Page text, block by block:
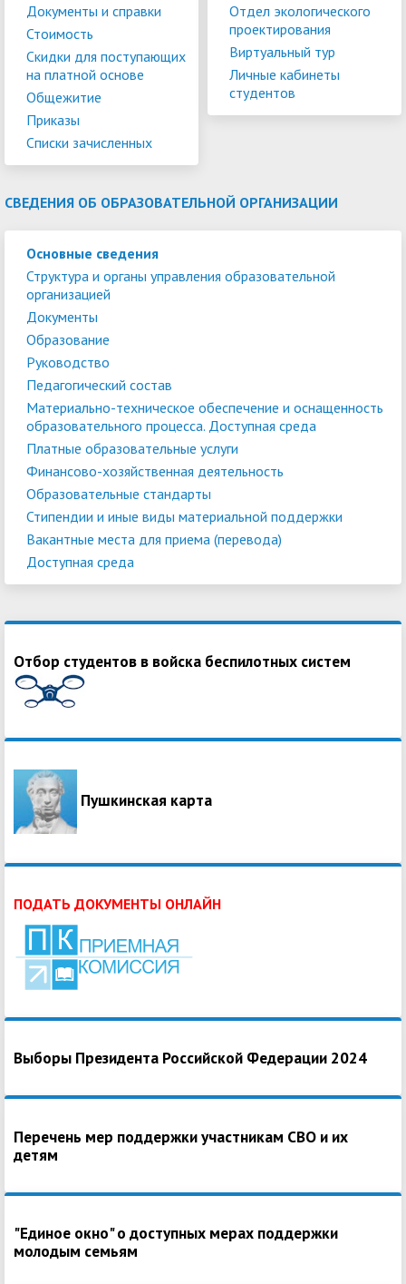
Документы и справки
Стоимость
Скидки для поступающих
на платной основе
Общежитие
Приказы
Списки зачисленных
Отдел экологического
проектирования
Виртуальный тур
Личные кабинеты
студентов
СВЕДЕНИЯ ОБ ОБРАЗОВАТЕЛЬНОЙ ОРГАНИЗАЦИИ
Основные сведения
Структура и органы управления образовательной
организацией
Документы
Образование
Руководство
Педагогический состав
Материально-техническое обеспечение и оснащенность
образовательного процесса. Доступная среда
Платные образовательные услуги
Финансово-хозяйственная деятельность
Образовательные стандарты
Стипендии и иные виды материальной поддержки
Вакантные места для приема (перевода)
Доступная среда
Отбор студентов в войска беспилотных систем
Пушкинская карта
ПОДАТЬ ДОКУМЕНТЫ ОНЛАЙН
Выборы Президента Российской Федерации 2024
Перечень мер поддержки участникам СВО и их
детям
"Единое окно" о доступных мерах поддержки
молодым семьям